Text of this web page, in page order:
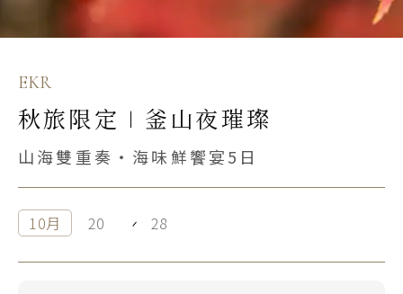
EKR
秋旅限定∣釜山夜璀璨
山海雙重奏・海味鮮饗宴5日
10月 20 28
Search
行程日期搜尋